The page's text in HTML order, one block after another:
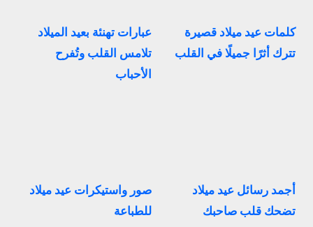
كلمات عيد ميلاد قصيرة
تترك أثرًا جميلًا في القلب
عبارات تهنئة بعيد الميلاد
تلامس القلب وتُفرح
الأحباب
أجمد رسائل عيد ميلاد
تضحك قلب صاحبك
صور واستيكرات عيد ميلاد
للطباعة